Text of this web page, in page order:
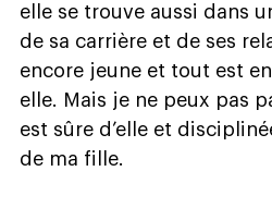
elle se trouve aussi dans
de sa carrière et de ses
encore jeune et tout est
elle. Mais je ne peux pas
est sûre d’elle et
de ma fille.